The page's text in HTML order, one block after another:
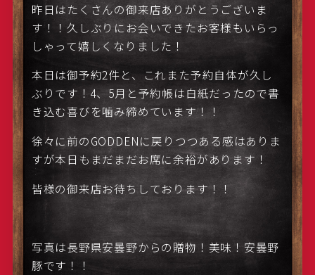
昨日はたくさんの御来店ありがとうございま
す！！久しぶりにお会いできたお客様もいらっ
しゃって嬉しくなりました！
本日は御予約2件と、これまた予約自体が久し
ぶりです！4、5月と予約帳は白紙だったので書
き込む喜びを噛み締めています！！
徐々に前のGODDENに戻りつつある感はありま
すが本日もまだまだお席に余裕があります！
皆様の御来店お待ちしております！！
写真は長野県安曇野からの贈物！美味！安曇野
豚です！！